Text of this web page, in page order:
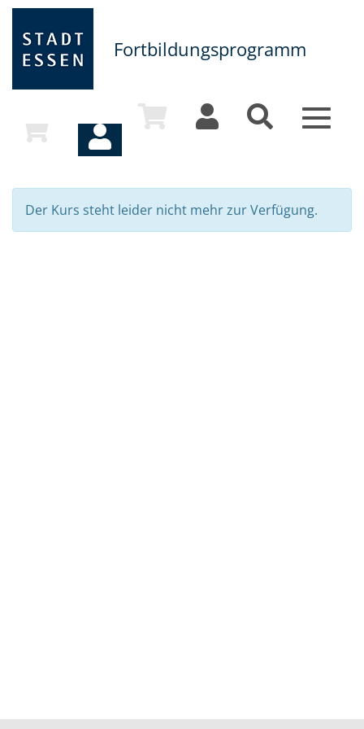
Fortbildungsprogramm
Toggle
Der Kurs steht leider nicht mehr zur Verfügung.